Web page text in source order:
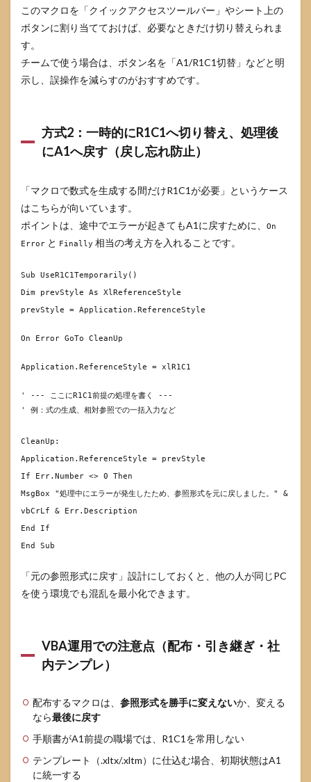
このマクロを「クイックアクセスツールバー」やシート上の
ボタンに割り当てておけば、必要なときだけ切り替えられま
す。
チームで使う場合は、ボタン名を「A1/R1C1切替」などと明
示し、誤操作を減らすのがおすすめです。
方式2：一時的にR1C1へ切り替え、処理後
にA1へ戻す（戻し忘れ防止）
「マクロで数式を生成する間だけR1C1が必要」というケース
はこちらが向いています。
ポイントは、途中でエラーが起きてもA1に戻すために、
On
Error と Finally 相当の考え方を入れることです。
Sub UseR1C1Temporarily()
Dim prevStyle As XlReferenceStyle
prevStyle = Application.ReferenceStyle
On Error GoTo CleanUp
Application.ReferenceStyle = xlR1C1
' --- ここにR1C1前提の処理を書く ---
' 例：式の生成、相対参照での一括入力など
CleanUp:
Application.ReferenceStyle = prevStyle
If Err.Number <> 0 Then
MsgBox "処理中にエラーが発生したため、参照形式を元に戻しました。"
&
vbCrLf & Err.Description
End
If
End
Sub
「元の参照形式に戻す」設計にしておくと、他の人が同じPC
を使う環境でも混乱を最小化できます。
VBA運用での注意点（配布・引き継ぎ・社
内テンプレ）
配布するマクロは、 参照形式を勝手に変えないか、変える
なら最後に戻す
手順書がA1前提の職場では、R1C1を常用しない
テンプレート（.xltx/.xltm）に仕込む場合、初期状態はA1
に統一する